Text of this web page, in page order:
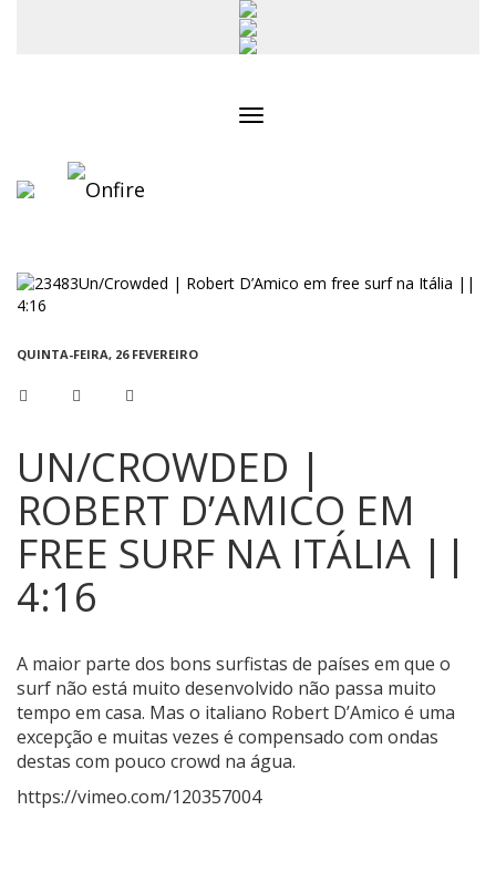
QUINTA-FEIRA, 26 FEVEREIRO
UN/CROWDED |
ROBERT D’AMICO EM
FREE SURF NA ITÁLIA ||
4:16
A maior parte dos bons surfistas de países em que o
surf não está muito desenvolvido não passa muito
tempo em casa. Mas o italiano Robert D’Amico é uma
excepção e muitas vezes é compensado com ondas
destas com pouco crowd na água.
https://vimeo.com/120357004